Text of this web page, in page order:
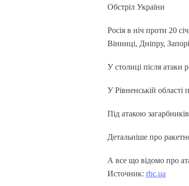
Обстріл України
Росія в ніч проти 20
Вінниці, Дніпру,
У столиці після атаки
У Рівненській
Під атакою
Детальніше про
А все що відомо про
Источник: rbc.ua